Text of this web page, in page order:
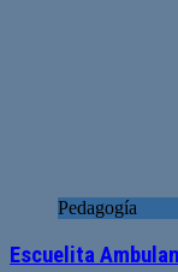
Pedagogía
Escuelita